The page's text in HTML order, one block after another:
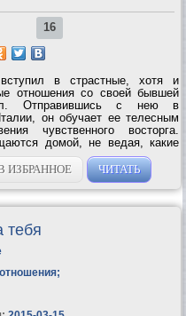
16
в страстные, хотя и
отношения со своей бывшей
Отправившись с нею в
он обучает ее телесным
чувственного восторга.
домой, не ведая, какие
Как отреагирует Джулия на
ИЗБРАННОЕ ЧИТАТЬ
тебя
;